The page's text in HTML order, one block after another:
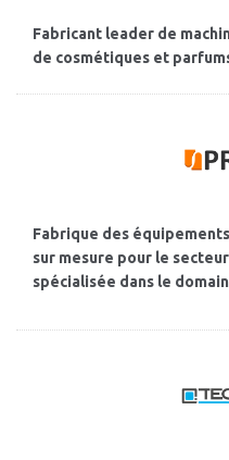
Fabricant leader de
de cosmétiques et
Fabrique des
sur mesure pour le
spécialisée dans le